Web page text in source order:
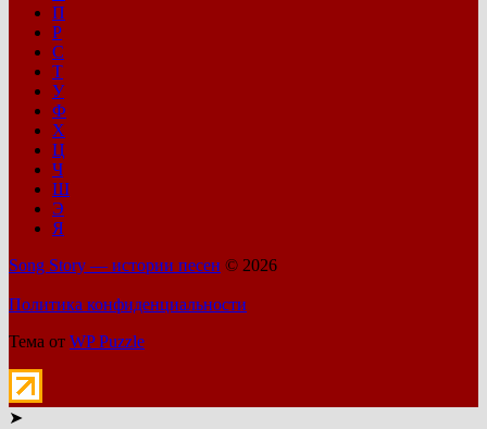
П
Р
С
Т
У
Ф
Х
Ц
Ч
Ш
Э
Я
Song Story — истории песен © 2026
Политика конфиденциальности
Тема от WP Puzzle
➤